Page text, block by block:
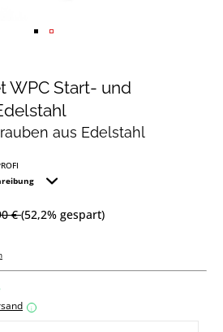
WPC Start- und
aus Edelstahl
€(52,2% gespart)
i